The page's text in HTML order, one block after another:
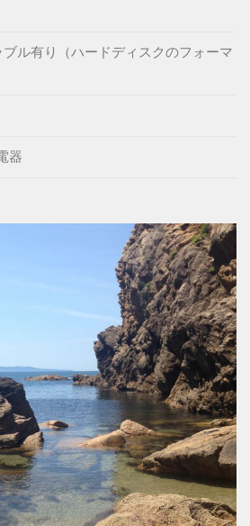
ブル有り（ハードディスクのフォーマ
器